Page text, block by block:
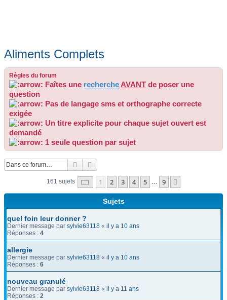
Aliments Complets
Règles du forum
Faîtes une recherche AVANT de poser une
question
Pas de langage sms et orthographe correcte
exigée
Un titre explicite pour chaque sujet ouvert est
demandé
1 seule question par sujet
Rechercher
161 sujets Page 1sur9
1 2 3 4 5 … 9
Sujets
quel foin leur donner ?
Dernier message par sylvie63118 « il y a 10 ans
Réponses : 4
allergie
Dernier message par sylvie63118 « il y a 10 ans
Réponses : 6
nouveau granulé
Dernier message par sylvie63118 « il y a 11 ans
Réponses : 2